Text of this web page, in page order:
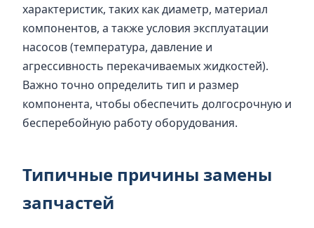
характеристик, таких как диаметр, материал
компонентов, а также условия эксплуатации
насосов (температура, давление и
агрессивность перекачиваемых жидкостей).
Важно точно определить тип и размер
компонента, чтобы обеспечить долгосрочную и
бесперебойную работу оборудования.
Типичные причины замены
запчастей